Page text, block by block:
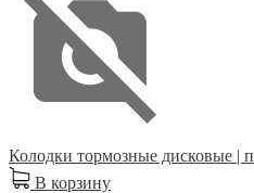
Колодки тормозные дисковые |
В корзину